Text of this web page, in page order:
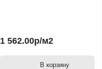
1 562.00р/м2
В корзину